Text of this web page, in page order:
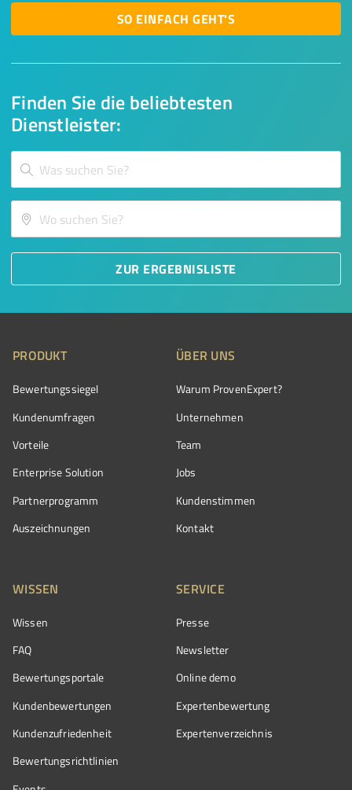
Finden Sie die beliebtesten
Dienstleister:
ZUR ERGEBNISLISTE
SO EINFACH GEHT'S
PRODUKT
Bewertungssiegel
Kundenumfragen
Vorteile
Enterprise Solution
Partnerprogramm
Auszeichnungen
ÜBER UNS
Warum ProvenExpert?
Unternehmen
Team
Jobs
Kundenstimmen
Kontakt
WISSEN
Wissen
FAQ
Bewertungsportale
Kundenbewertungen
Kundenzufriedenheit
Bewertungs­richtlinien
SERVICE
Presse
Newsletter
Online demo
Expertenbewertung
Expertenverzeichnis